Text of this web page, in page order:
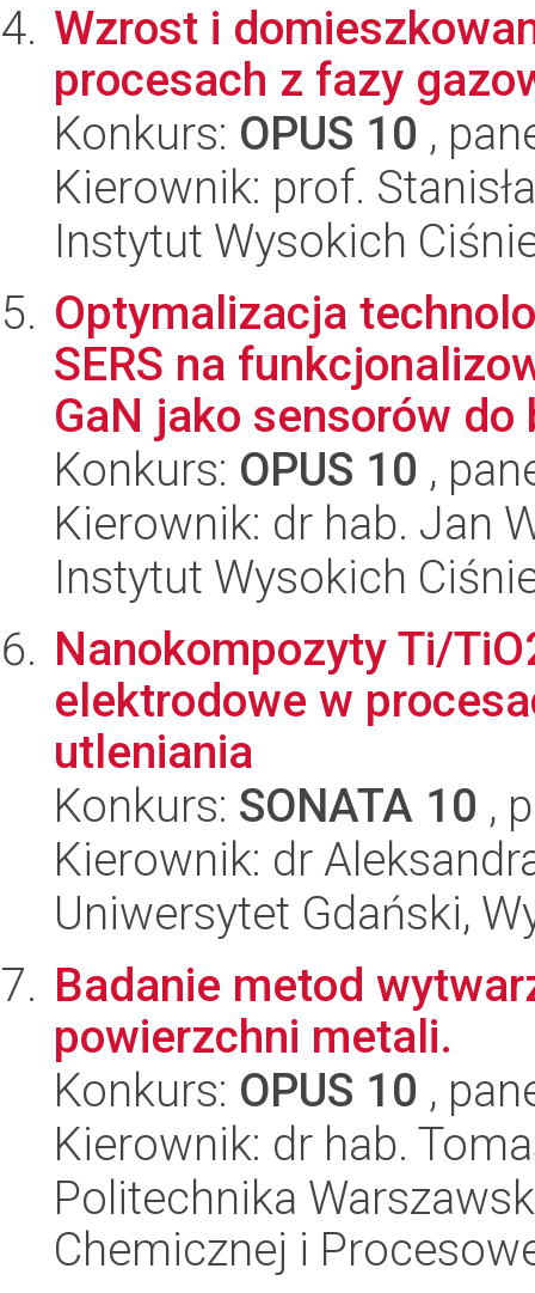
Wzrost i
procesach z fazy
Konkurs: OPUS 10 ,
Kierownik: prof.
Instytut Wysokich
Optymalizacja
SERS na
GaN jako sensorów do
Konkurs: OPUS 10 ,
Kierownik: dr hab. Jan
Instytut Wysokich
Nanokompozyty Ti/
elektrodowe w
utleniania
Konkurs: SONATA 10 ,
Kierownik: dr
Uniwersytet Gdański,
Badanie metod
powierzchni metali.
Konkurs: OPUS 10 ,
Kierownik: dr hab.
Politechnika
Chemicznej i